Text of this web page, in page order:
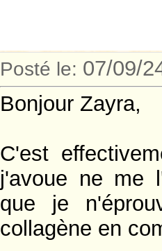
Posté le: 07/09/
Bonjour Zayra,
C'est
j'avoue ne me
que je
collagène en